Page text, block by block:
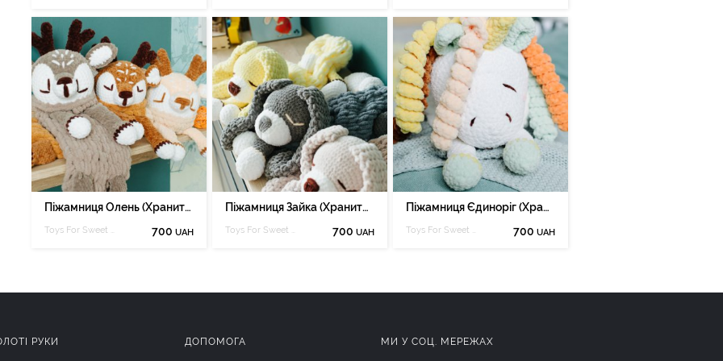
Піжамниця Олень (Хранитель Піжам), іграшка для сну.
Toys For Sweet Dreamer 700 UAH
Піжамниця Зайка (Хранитель Піжам), іграшка для сну.
Toys For Sweet Dreamer 700 UAH
Піжамниця Єдиноріг (Хранитель Піжам), іграшка для сну.
Toys For Sweet Dreamer 700 UAH
РУКИ ДОПОМОГА МИ У СОЦ. МЕРЕЖАХ